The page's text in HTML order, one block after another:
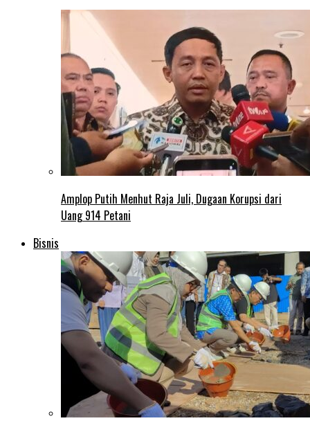
Amplop Putih Menhut Raja Juli, Dugaan Korupsi dari
Uang 914 Petani
Bisnis